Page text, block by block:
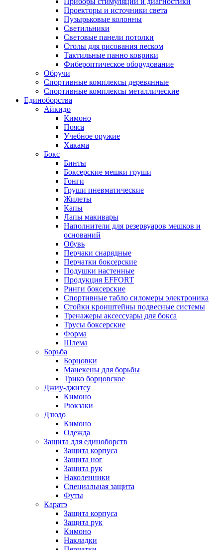
Проекторы и источники света
Пузырьковые колонны
Светильники
Световые панели потолки
Столы для рисования песком
Тактильные панно коврики
Фибероптическое оборудование
Обручи
Спортивные комплексы деревянные
Спортивные комплексы металлические
Единоборства
Айкидо
Кимоно
Пояса
Учебное оружие
Хакама
Бокс
Бинты
Боксерские мешки груши
Гонги
Груши пневматические
Жилеты
Капы
Лапы макивары
Наполнители для резервуаров мешков и
оснований
Обувь
Перчаки снарядные
Перчатки боксерские
Подушки настенные
Продукция EFFORT
Ринги боксерские
Спортивные табло силомеры электроника
Стойки кронштейны подвесные системы
Тренажеры аксессуары для бокса
Трусы боксерские
Форма
Шлема
Борьба
Борцовки
Манекены для борьбы
Трико борцовское
Джиу-джитсу
Кимоно
Рюкзаки
Дзюдо
Кимоно
Одежда
Защита для единоборств
Защита корпуса
Защита ног
Защита рук
Наколенники
Специальная защита
Футы
Каратэ
Защита корпуса
Защита рук
Кимоно
Накладки